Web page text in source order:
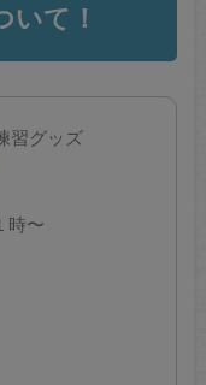
いて！
習グッズ
時〜